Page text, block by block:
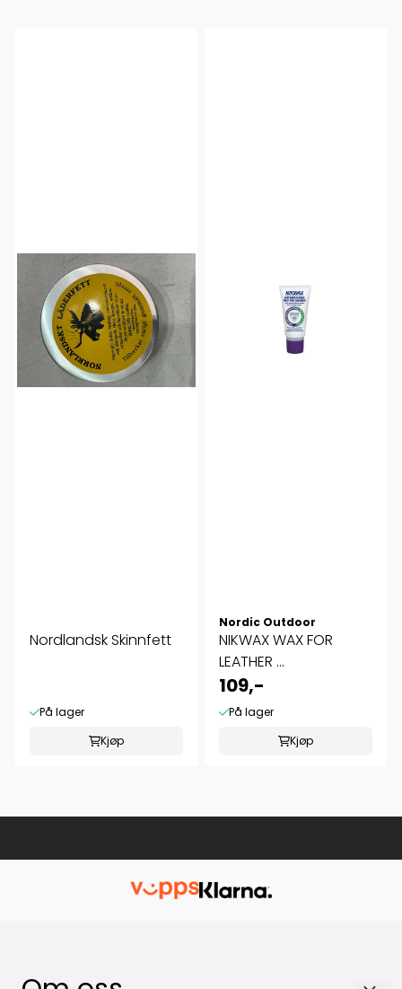
Nordlandsk Skinnfett
På lager
Kjøp
Nordic Outdoor
NIKWAX WAX FOR
LEATHER ...
109,-
På lager
Kjøp